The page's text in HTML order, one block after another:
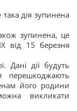
дія зупинена
зупинена, це
від 15 березня
Дані дії будуть
його родини
викликати